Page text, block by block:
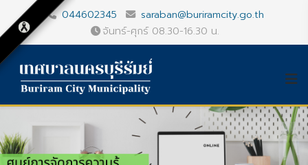
044602345
saraban@buriramcity.go.th
จันทร์-ศุกร์ 08.30-16.30 น.